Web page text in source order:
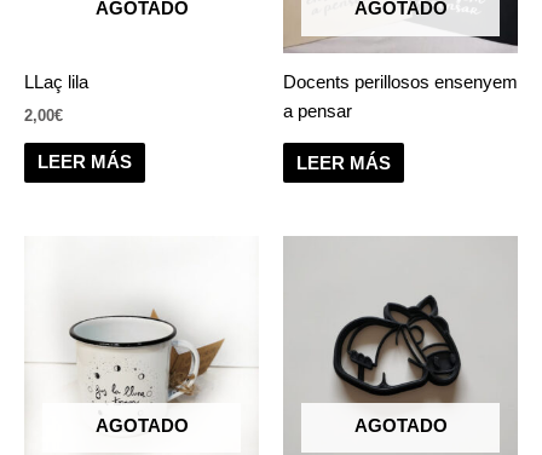
AGOTADO
LLaç lila
2,00€
LEER MÁS
AGOTADO
Docents perillosos ensenyem
a pensar
LEER MÁS
AGOTADO AGOTADO